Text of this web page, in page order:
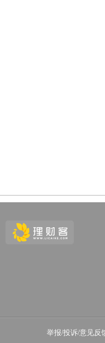
举报/投诉/意见反